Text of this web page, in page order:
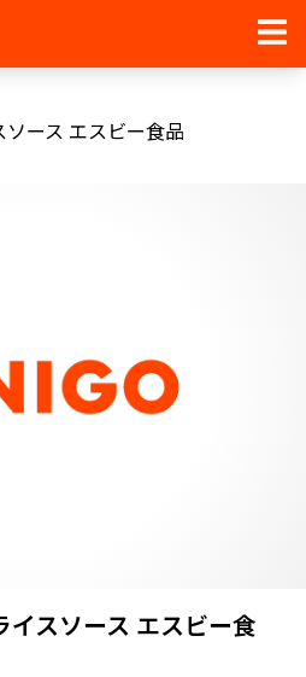
ース エスビー食品
イスソース エスビー食